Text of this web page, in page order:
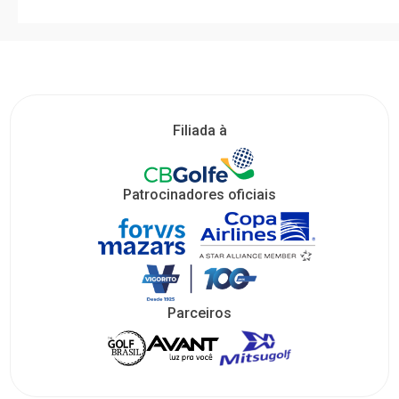
Filiada à
Patrocinadores oficiais
Parceiros